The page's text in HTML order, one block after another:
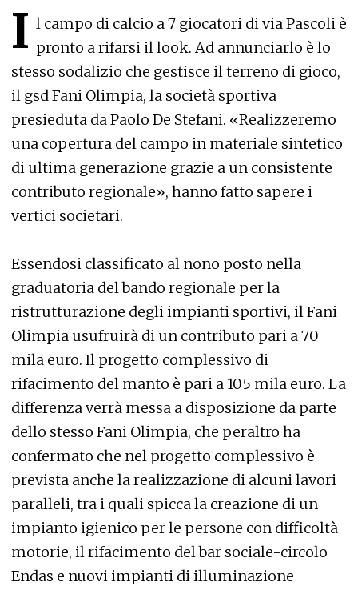
I l campo di calcio a 7 giocatori di via Pascoli è
pronto a rifarsi il look. Ad annunciarlo è lo
stesso sodalizio che gestisce il terreno di gioco,
il gsd Fani Olimpia, la società sportiva
presieduta da Paolo De Stefani. «Realizzeremo
una copertura del campo in materiale sintetico
di ultima generazione grazie a un consistente
contributo regionale», hanno fatto sapere i
vertici societari.
Essendosi classificato al nono posto nella
graduatoria del bando regionale per la
ristrutturazione degli impianti sportivi, il Fani
Olimpia usufruirà di un contributo pari a 70
mila euro. Il progetto complessivo di
rifacimento del manto è pari a 105 mila euro. La
differenza verrà messa a disposizione da parte
dello stesso Fani Olimpia, che peraltro ha
confermato che nel progetto complessivo è
prevista anche la realizzazione di alcuni lavori
paralleli, tra i quali spicca la creazione di un
impianto igienico per le persone con difficoltà
motorie, il rifacimento del bar sociale-circolo
Endas e nuovi impianti di illuminazione